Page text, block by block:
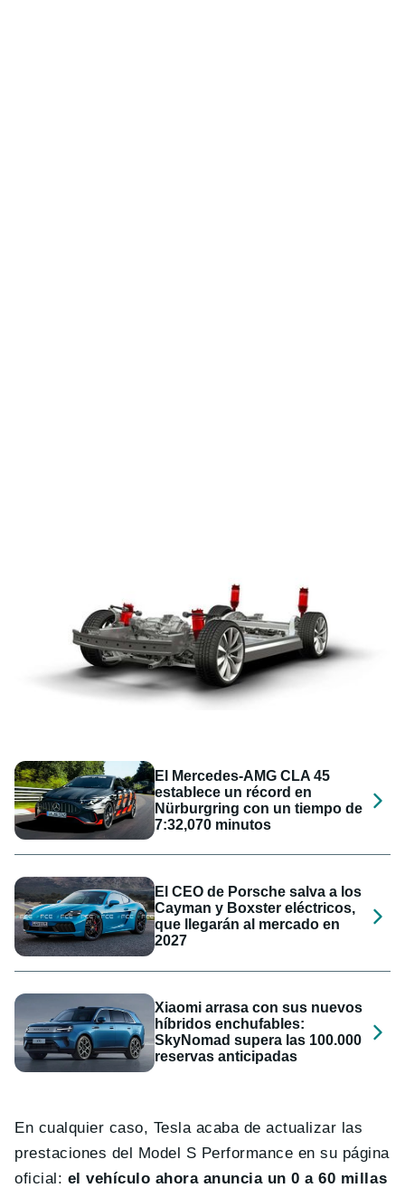
El Mercedes-AMG CLA 45
establece un récord en
Nürburgring con un tiempo de
7:32,070 minutos
El CEO de Porsche salva a los
Cayman y Boxster eléctricos,
que llegarán al mercado en
2027
Xiaomi arrasa con sus nuevos
híbridos enchufables:
SkyNomad supera las 100.000
reservas anticipadas
En cualquier caso, Tesla acaba de actualizar las
prestaciones del Model S Performance en su página
oficial: el vehículo ahora anuncia un 0 a 60 millas